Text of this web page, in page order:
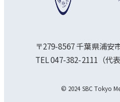
〒279-8567 千葉県浦安
TEL 047-382-2111（代
© 2024 SBC Tokyo